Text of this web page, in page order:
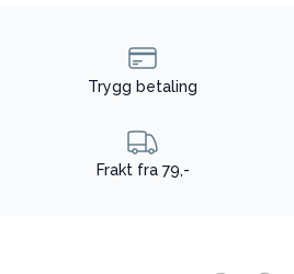
Trygg betaling
Frakt fra 79,-